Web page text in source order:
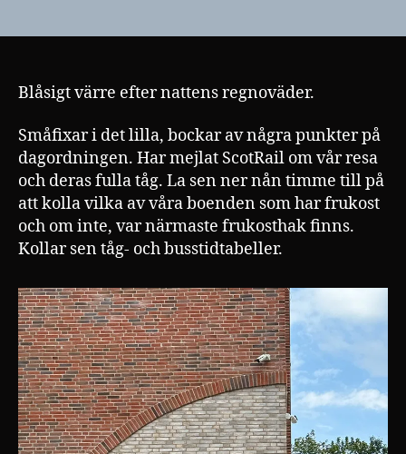
Blåsigt värre efter nattens regnoväder.
Småfixar i det lilla, bockar av några punkter på
dagordningen. Har mejlat ScotRail om vår resa
och deras fulla tåg. La sen ner nån timme till på
att kolla vilka av våra boenden som har frukost
och om inte, var närmaste frukosthak finns.
Kollar sen tåg- och busstidtabeller.